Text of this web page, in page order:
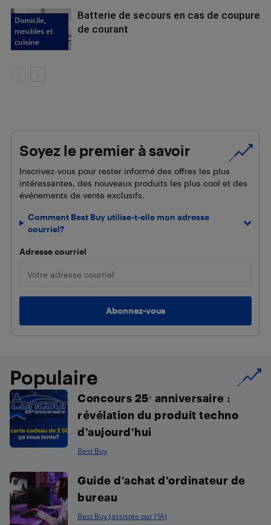
Domicile,
meubles et
cuisine
Batterie de secours en cas de coupure
de courant
Soyez le premier à savoir
Inscrivez-vous pour rester informé des offres les plus
intéressantes, des nouveaux produits les plus cool et des
événements de vente exclusifs.
Comment Best Buy utilise-t-elle mon adresse
courriel?
Adresse courriel
Populaire
Concours 25ᵉ anniversaire :
révélation du produit techno
d’aujourd’hui
Best Buy
Guide d’achat d’ordinateur de
bureau
Best Buy (assistée par l'IA)